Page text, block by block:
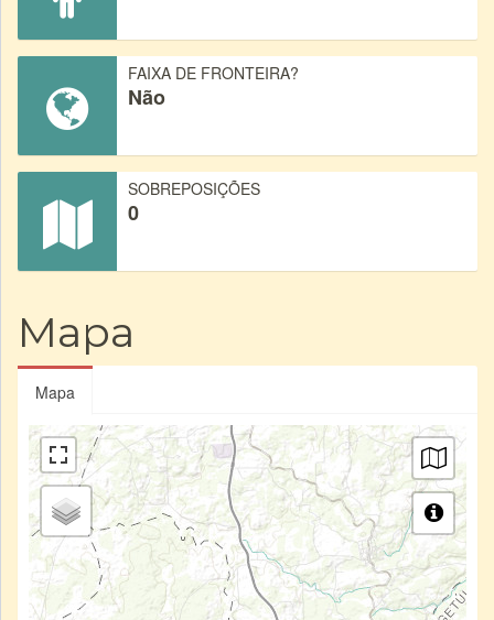
FAIXA DE FRONTEIRA?
Não
SOBREPOSIÇÕES
0
Mapa
Mapa